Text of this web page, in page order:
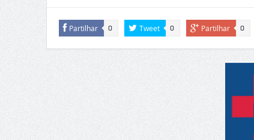
Partilhar 0 Tweet 0 Partilhar 0